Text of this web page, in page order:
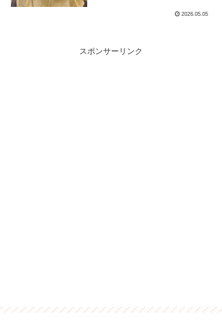
2026.05.05
スポンサーリンク